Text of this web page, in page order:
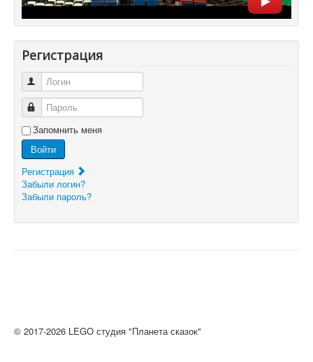
Регистрация
Логин
Пароль
Запомнить меня
Войти
Регистрация
Забыли логин?
Забыли пароль?
© 2017-2026 LEGO студия "Планета сказок"